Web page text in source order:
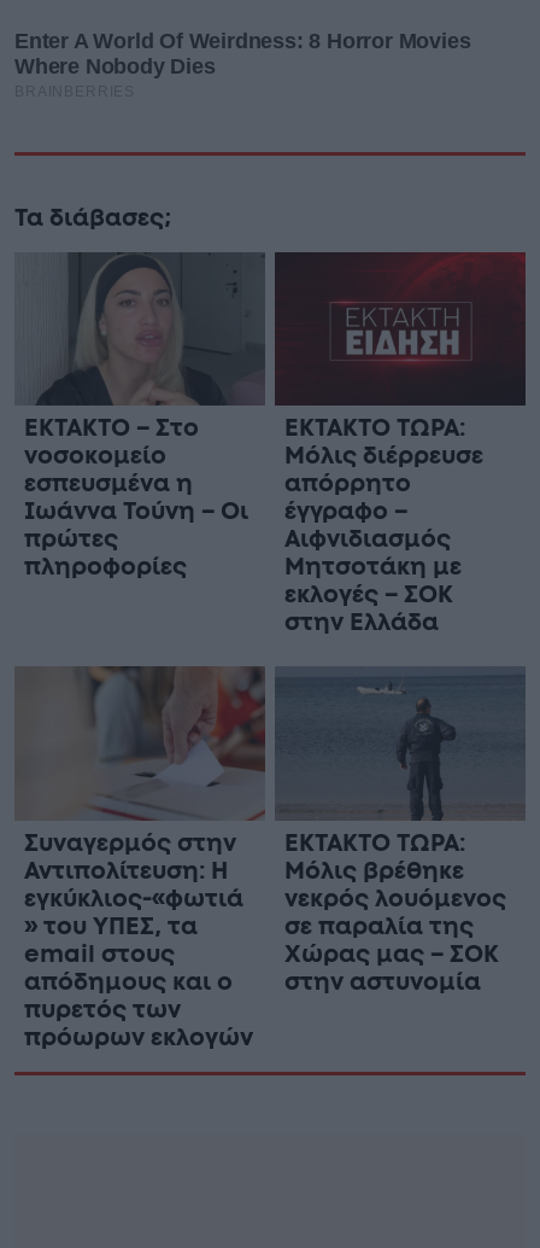
Τα διάβασες;
ΕΚΤΑΚΤΟ – Στο
νοσοκομείο
εσπευσμένα η
Ιωάννα Τούνη – Οι
πρώτες
πληροφορίες
ΕΚΤΑΚΤΟ ΤΩΡΑ:
Μόλις διέρρευσε
απόρρητο
έγγραφο –
Αιφνιδιασμός
Μητσοτάκη με
εκλογές – ΣΟΚ
στην Ελλάδα
Συναγερμός στην
Αντιπολίτευση: Η
εγκύκλιος-«φωτιά
» του ΥΠΕΣ, τα
email στους
απόδημους και ο
πυρετός των
πρόωρων εκλογών
ΕΚΤΑΚΤΟ ΤΩΡΑ:
Μόλις βρέθηκε
νεκρός λουόμενος
σε παραλία της
Χώρας μας – ΣΟΚ
στην αστυνομία